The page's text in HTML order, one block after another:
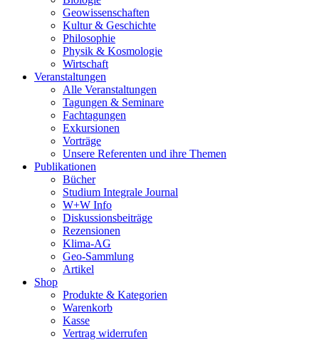
Geowissenschaften
Kultur & Geschichte
Philosophie
Physik & Kosmologie
Wirtschaft
Veranstaltungen
Alle Veranstaltungen
Tagungen & Seminare
Fachtagungen
Exkursionen
Vorträge
Unsere Referenten und ihre Themen
Publikationen
Bücher
Studium Integrale Journal
W+W Info
Diskussionsbeiträge
Rezensionen
Klima-AG
Geo-Sammlung
Artikel
Shop
Produkte & Kategorien
Warenkorb
Kasse
Vertrag widerrufen